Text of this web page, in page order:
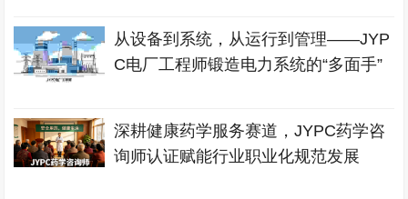
从设备到系统，从运行到管理——JYP
C电厂工程师锻造电力系统的“多面手”
深耕健康药学服务赛道，JYPC药学咨
询师认证赋能行业职业化规范发展